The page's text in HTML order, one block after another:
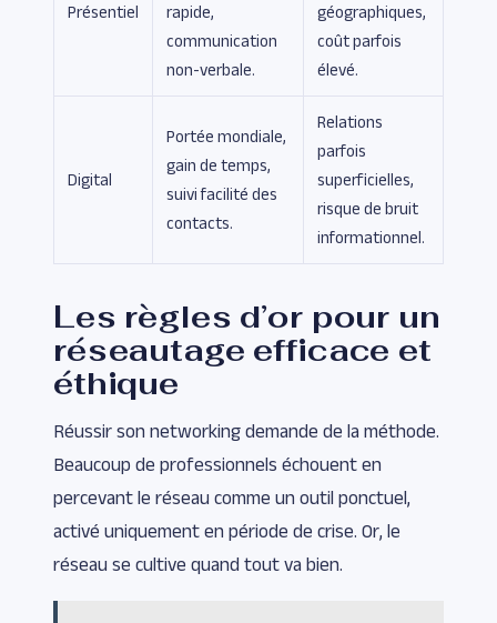
Présentiel
rapide,
communication
non-verbale.
géographiques,
coût parfois
élevé.
Digital
Portée mondiale,
gain de temps,
suivi facilité des
contacts.
Relations
parfois
superficielles,
risque de bruit
informationnel.
Les règles d’or pour un
réseautage efficace et
éthique
Réussir son networking demande de la méthode.
Beaucoup de professionnels échouent en
percevant le réseau comme un outil ponctuel,
activé uniquement en période de crise. Or, le
réseau se cultive quand tout va bien.